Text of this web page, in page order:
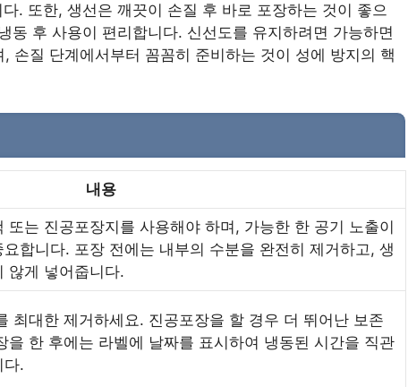
. 또한, 생선은 깨끗이 손질 후 바로 포장하는 것이 좋으
동 후 사용이 편리합니다. 신선도를 유지하려면 가능하면
손질 단계에서부터 꼼꼼히 준비하는 것이 성에 방지의 핵
내용
또는 진공포장지를 사용해야 하며, 가능한 한 공기 노출이
합니다. 포장 전에는 내부의 수분을 완전히 제거하고, 생
않게 넣어줍니다.
최대한 제거하세요. 진공포장을 할 경우 더 뛰어난 보존
을 한 후에는 라벨에 날짜를 표시하여 냉동된 시간을 직관
다.